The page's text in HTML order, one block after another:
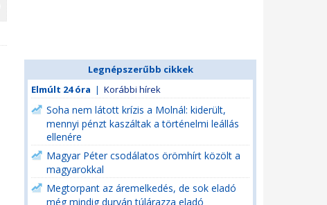
Legnépszerűbb cikkek
Elmúlt 24 óra | Korábbi hírek
Soha nem látott krízis a Molnál: kiderült,
mennyi pénzt kaszáltak a történelmi leállás
ellenére
Magyar Péter csodálatos örömhírt közölt a
magyarokkal
Megtorpant az áremelkedés, de sok eladó
még mindig durván túlárazza eladó